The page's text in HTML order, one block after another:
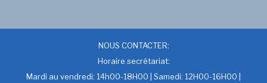
NOUS CONTACTER:
Horaire secrétariat:
Mardi au vendredi: 14h00-18H00 | Samedi: 12H00-16H00 |